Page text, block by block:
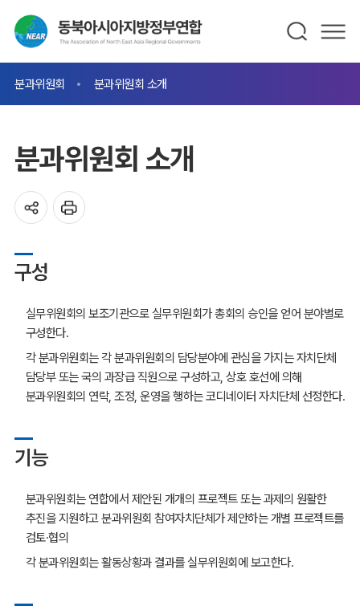
분과위원회 분과위원회 소개
분과위원회 소개
구성
실무위원회의 보조기관으로 실무위원회가 총회의 승인을 얻어 분야별로
구성한다.
각 분과위원회는 각 분과위원회의 담당분야에 관심을 가지는 자치단체
담당부 또는 국의 과장급 직원으로 구성하고, 상호 호선에 의해
분과위원회의 연락, 조정, 운영을 행하는 코디네이터 자치단체 선정한다.
기능
분과위원회는 연합에서 제안된 개개의 프로젝트 또는 과제의 원활한
추진을 지원하고 분과위원회 참여자치단체가 제안하는 개별 프로젝트를
검토·협의
각 분과위원회는 활동상황과 결과를 실무위원회에 보고한다.